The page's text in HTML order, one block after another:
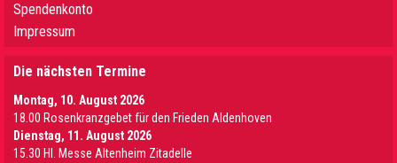
Spendenkonto
Impressum
Die nächsten Termine
Montag, 10. August 2026
18.00 Rosenkranzgebet für den Frieden Aldenhoven
Dienstag, 11. August 2026
15.30 Hl. Messe Altenheim Zitadelle